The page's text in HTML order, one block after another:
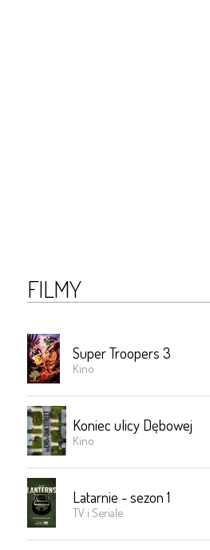
FILMY
Super Troopers 3
Kino
Koniec ulicy Dębowej
Kino
Latarnie - sezon 1
TV i Seriale